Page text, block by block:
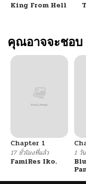
King From Hell
คุณอาจจะชอบ
Chapter 1
17 ชั่วโมงที่แล้ว
FamiRes Iko.
1 วั